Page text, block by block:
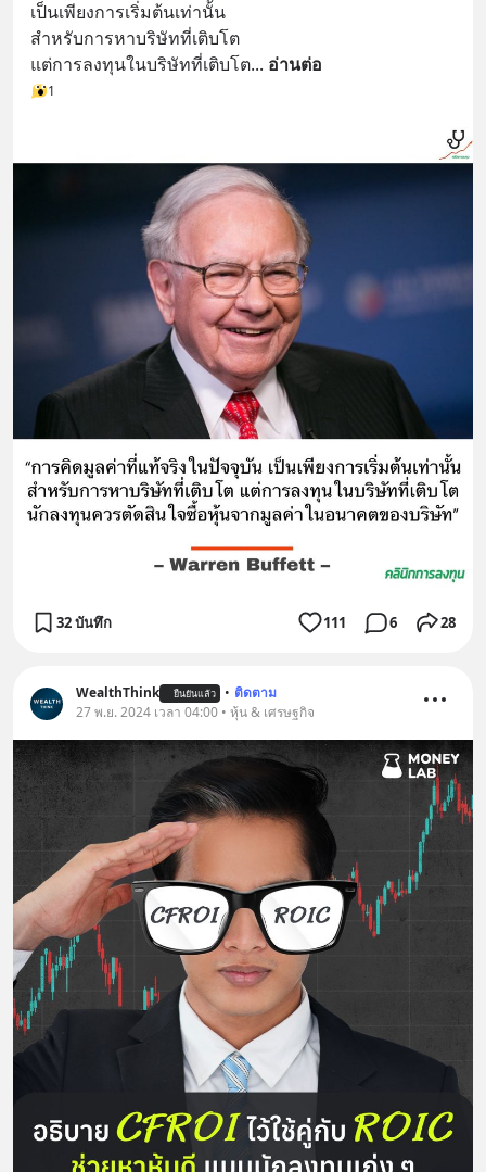
เป็นเพียงการเริ่มต้นเท่านั้น
สำหรับการหาบริษัทที่เติบโต
แต่การลงทุนในบริษัทที่เติบโต... อ่านต่อ
1
32 บันทึก 111 6 28
WealthThink ยืนยันแล้ว • ติดตาม
27 พ.ย. 2024 เวลา 04:00 • หุ้น & เศรษฐกิจ